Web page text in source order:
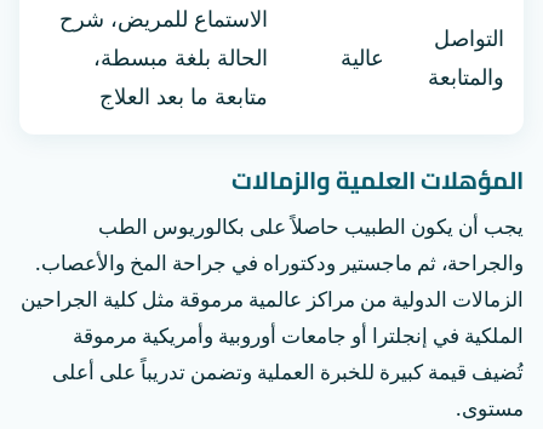
التواصل
والمتابعة
عالية
الاستماع للمريض، شرح
الحالة بلغة مبسطة،
متابعة ما بعد العلاج
المؤهلات العلمية والزمالات
يجب أن يكون الطبيب حاصلاً على بكالوريوس الطب
والجراحة، ثم ماجستير ودكتوراه في جراحة المخ والأعصاب.
الزمالات الدولية من مراكز عالمية مرموقة مثل كلية الجراحين
الملكية في إنجلترا أو جامعات أوروبية وأمريكية مرموقة
تُضيف قيمة كبيرة للخبرة العملية وتضمن تدريباً على أعلى
مستوى.